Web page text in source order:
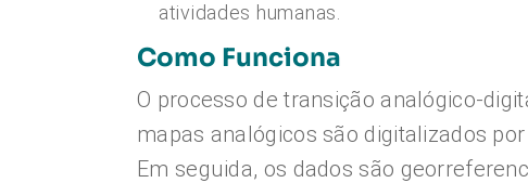
atividades humanas.
Como Funciona
O processo de transição analógico-
mapas analógicos são digitalizados
Em seguida, os dados são